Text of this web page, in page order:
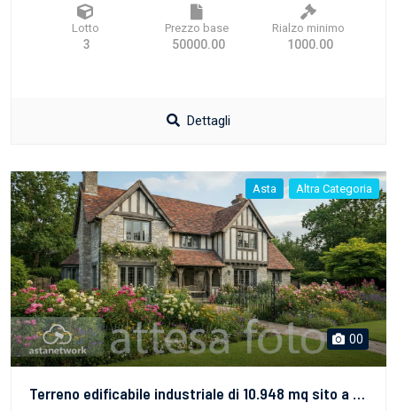
Lotto
3
Prezzo base
50000.00
Rialzo minimo
1000.00
Dettagli
Asta Altra Categoria
00
Terreno edificabile industriale di 10.948 mq sito a Enna (EN), in zona Industriale Dittaino. Per maggiori informazioni visitare il portale www.quimmo.it - Codice annuncio 2639864